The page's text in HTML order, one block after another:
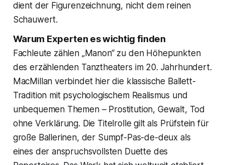
dient der Figurenzeichnung, nicht dem reinen
Schauwert.
Warum Experten es wichtig finden
Fachleute zählen „Manon“ zu den Höhepunkten
des erzählenden Tanztheaters im 20. Jahrhundert.
MacMillan verbindet hier die klassische Ballett-
Tradition mit psychologischem Realismus und
unbequemen Themen – Prostitution, Gewalt, Tod
ohne Verklärung. Die Titelrolle gilt als Prüfstein für
große Ballerinen, der Sumpf-Pas-de-deux als
eines der anspruchsvollsten Duette des